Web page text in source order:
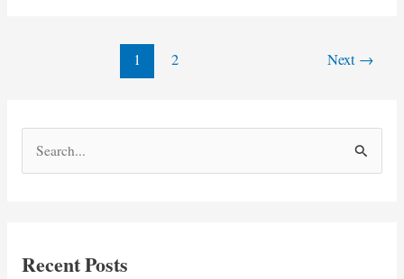
Certificate
Form
Jharkhand
1 2 Next →
Recent Posts